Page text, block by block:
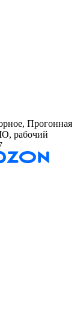
Прогонная
рабочий